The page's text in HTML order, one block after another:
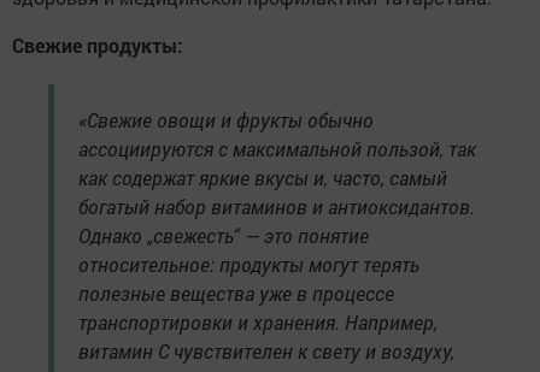
Свежие продукты:
«Свежие овощи и фрукты обычно
ассоциируются с максимальной пользой, так
как содержат яркие вкусы и, часто, самый
богатый набор витаминов и антиоксидантов.
Однако „свежесть“ — это понятие
относительное: продукты могут терять
полезные вещества уже в процессе
транспортировки и хранения. Например,
витамин С чувствителен к свету и воздуху,